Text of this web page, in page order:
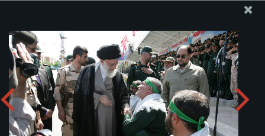
تحميل الألبوم:zip